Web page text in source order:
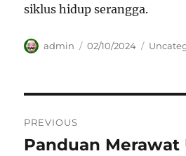
siklus hidup serangga.
Author
admin
Posted
02/10/2024
pos
PREVIOUS
Previous
Panduan Merawat